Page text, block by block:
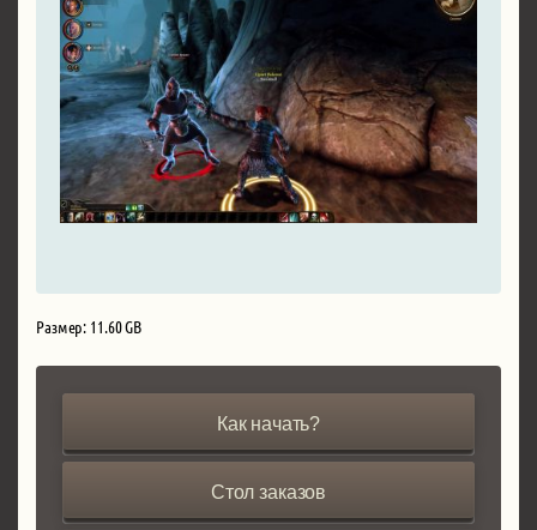
Размер: 11.60 GB
Как начать?
Стол заказов